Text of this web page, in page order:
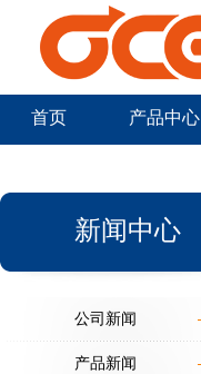
首页 产品中心
新闻中心
公司新闻
产品新闻